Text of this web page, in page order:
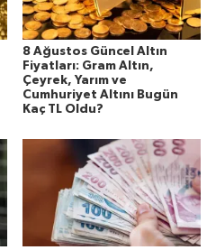
8 Ağustos Güncel Altın
Fiyatları: Gram Altın,
Çeyrek, Yarım ve
Cumhuriyet Altını Bugün
Kaç TL Oldu?